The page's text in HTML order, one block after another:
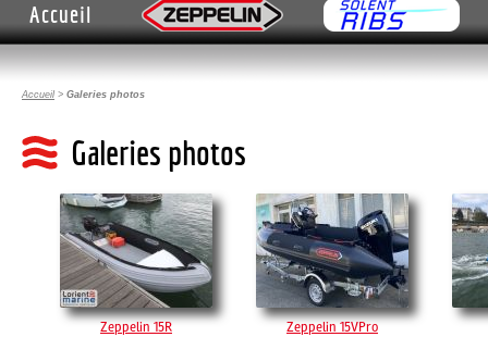
Accueil
Accueil > Galeries photos
Galeries photos
Zeppelin 15R Zeppelin 15VPro